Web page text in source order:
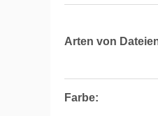
Arten von
Farbe: